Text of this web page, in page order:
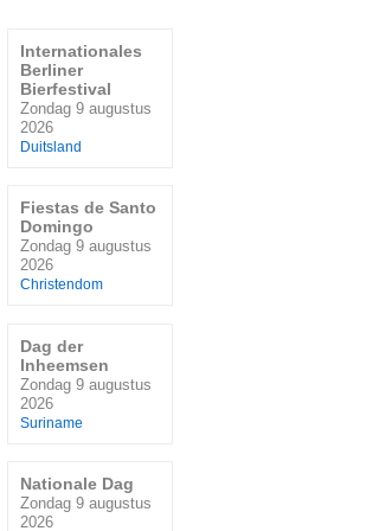
Internationales
Berliner
Bierfestival
Zondag 9 augustus
2026
Duitsland
Fiestas de Santo
Domingo
Zondag 9 augustus
2026
Christendom
Dag der
Inheemsen
Zondag 9 augustus
2026
Suriname
Nationale Dag
Zondag 9 augustus
2026